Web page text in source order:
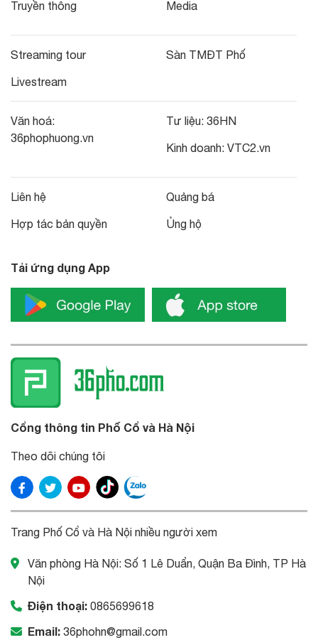
Truyền thông Media
Streaming tour
Livestream
Sàn TMĐT Phố
Văn hoá:
36phophuong.vn
Tư liệu: 36HN
Kinh doanh: VTC2.vn
Liên hệ
Hợp tác bản quyền
Quảng bá
Ủng hộ
Tải ứng dụng App
Cổng thông tin Phố Cổ và Hà Nội
Theo dõi chúng tôi
Trang Phố Cổ và Hà Nội nhiều người xem
Văn phòng Hà Nội: Số 1 Lê Duẩn, Quận Ba Đình, TP Hà
Nội
Điện thoại: 0865699618
Email: 36phohn@gmail.com